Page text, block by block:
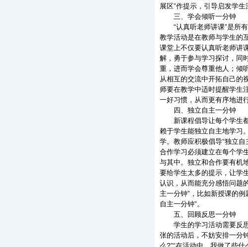
展区”作提示，引导启发学
三、学会倾听一分钟
“认真听老师讲课”是所有
教学活动是在教师与学生的
课堂上不仅要认真听老师讲
解，勇于参与学习探讨，同
重，进而学会尊重他人；倾
从相互的交流中开拓自己的
师要在教学中适时提醒学生
一好习惯，从而更有序地进
四、独立自主一分钟
新课程倡导让每个学生都
赖于学生能独立自主地学习
学。教师应积极倡导“独立
合作学习必须建立在每个学
与其中。独立和合作要有机
要给学生太多的提示，让学
认识，从而能充分感悟问题
主一分钟”，比如新授课的
自主一分钟”。
五、回顾反思一分钟
学生的学习活动需要反思
张的活动后，不妨安排一分